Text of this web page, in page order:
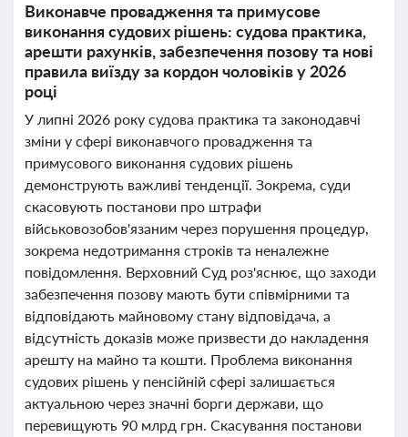
Виконавче провадження та примусове
виконання судових рішень: судова практика,
арешти рахунків, забезпечення позову та нові
правила виїзду за кордон чоловіків у 2026
році
У липні 2026 року судова практика та законодавчі
зміни у сфері виконавчого провадження та
примусового виконання судових рішень
демонструють важливі тенденції. Зокрема, суди
скасовують постанови про штрафи
військовозобов'язаним через порушення процедур,
зокрема недотримання строків та неналежне
повідомлення. Верховний Суд роз'яснює, що заходи
забезпечення позову мають бути співмірними та
відповідають майновому стану відповідача, а
відсутність доказів може призвести до накладення
арешту на майно та кошти. Проблема виконання
судових рішень у пенсійній сфері залишається
актуальною через значні борги держави, що
перевищують 90 млрд грн. Скасування постанови